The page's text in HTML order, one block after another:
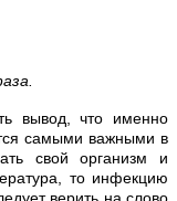
вывод, что именно
самыми важными в
свой организм и
то инфекцию